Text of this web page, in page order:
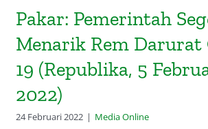
Pakar: Pemerintah
Menarik Rem Darurat
19 (Republika, 5
2022)
24 Februari 2022 | Media Online